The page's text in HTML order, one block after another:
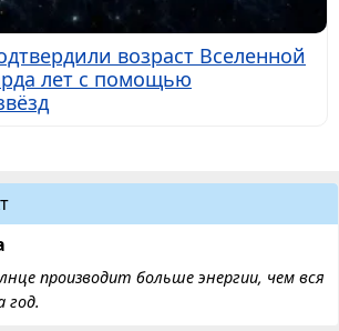
возраст Вселенной
лет с помощью
производит больше энергии, чем вся
год.